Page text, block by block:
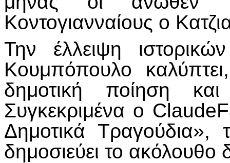
Κοντογιανναίους ο
Την έλλειψη
Κουμπόπουλο
δημοτική ποίηση
Συγκεκριμένα ο
Δημοτικά Τραγούδια»,
δημοσιεύει το ακόλουθο